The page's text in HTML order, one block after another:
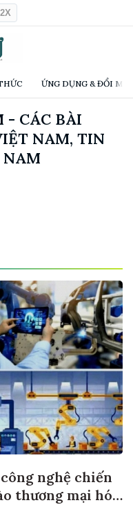
ỨNG DỤNG & ĐỔI
- CÁC BÀI
NAM, TIN
NAM
nghệ chiến
thương mại hóa